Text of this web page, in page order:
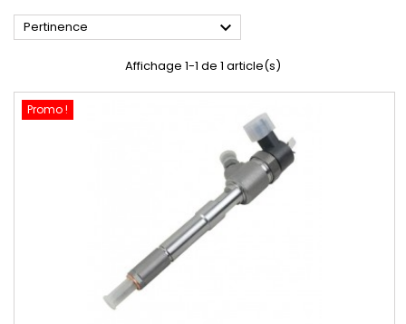
Pertinence 
Affichage 1-1 de 1 article(s)
Promo !